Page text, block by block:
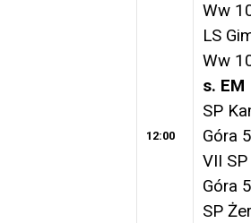
12:00
Ww
LS
Ww
s. EM
SP
Góra 5
VII
Góra 5
SP